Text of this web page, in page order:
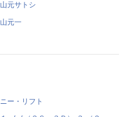
山元サトシ
山元一
ニー・リフト